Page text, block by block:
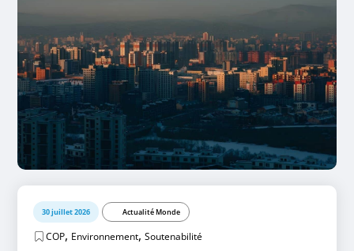
30 juillet 2026 Actualité Monde
COP, Environnement,Soutenabilité